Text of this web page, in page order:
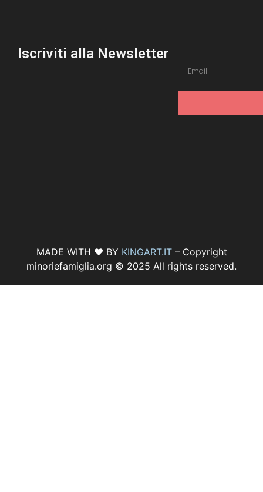
Iscriviti alla Newsletter
MADE WITH ♥ BY KINGART.IT– Copyright
minoriefamiglia.org © 2025 All rights reserved.